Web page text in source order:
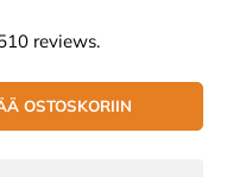
reviews.
OSTOSKORIIN